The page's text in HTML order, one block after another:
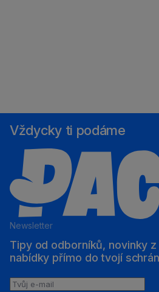
Vždycky ti podáme
Newsletter
Tipy od odborníků, novinky z
nabídky přímo do tvojí
Tvůj